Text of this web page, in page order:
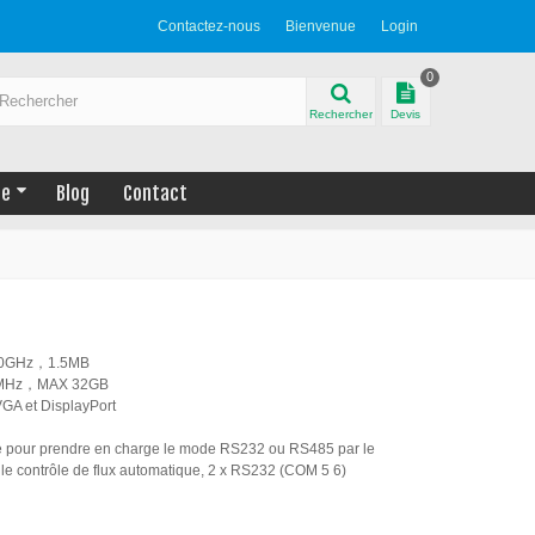
Bienvenue Login
Contactez-nous
Rechercher Devis
0
Blog Contact
，1.5MB
，MAX 32GB
et DisplayPort
prendre en charge le mode RS232 ou RS485 par le
contrôle de flux automatique, 2 x RS232 (COM 5 6)